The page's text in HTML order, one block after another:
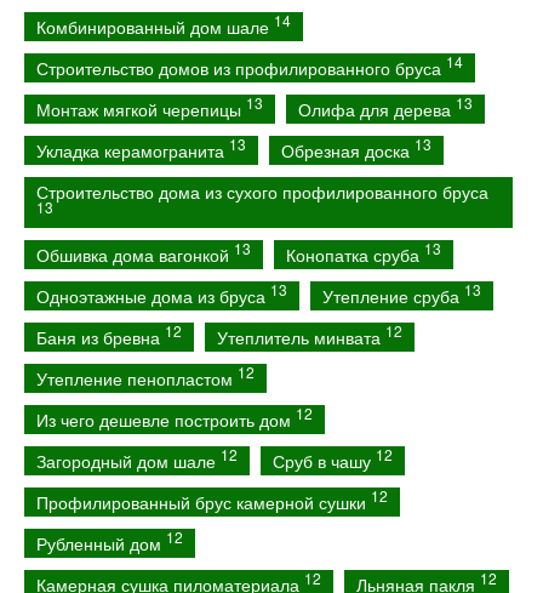
Комбинированный дом шале 14
Строительство домов из профилированного бруса 14
Монтаж мягкой черепицы 13 Олифа для дерева 13
Укладка керамогранита 13 Обрезная доска 13
Строительство дома из сухого профилированного бруса
13
Обшивка дома вагонкой 13 Конопатка сруба 13
Одноэтажные дома из бруса 13 Утепление сруба 13
Баня из бревна 12 Утеплитель минвата 12
Утепление пенопластом 12
Из чего дешевле построить дом 12
Загородный дом шале 12 Сруб в чашу 12
Профилированный брус камерной сушки 12
Рубленный дом 12
Камерная сушка пиломатериала 12 Льняная пакля 12